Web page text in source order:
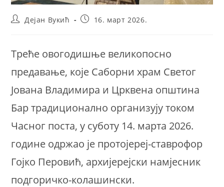
PostДејан Вукић
Post16. март 2026.
Треће овогодишње великопосно
предавање, које Саборни храм Светог
Јована Владимира и Црквена општина
Бар традиционално организују током
Часног поста, у суботу 14. марта 2026.
године одржао је протојереј-ставрофор
Гојко Перовић, архијерејски намјесник
подгоричко-колашински.